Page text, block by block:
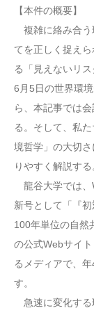
【本件の概要】
複雑に絡み合う
てを正しく捉え
る「見えないリ
6月5日の世界環
ら、本記事では
る。そして、私
境哲学」の大切
りやすく解説する
龍谷大学では、
新号として「『
100年単位の自然
の公式Webサイ
るメディアで、
す。
急速に変化する